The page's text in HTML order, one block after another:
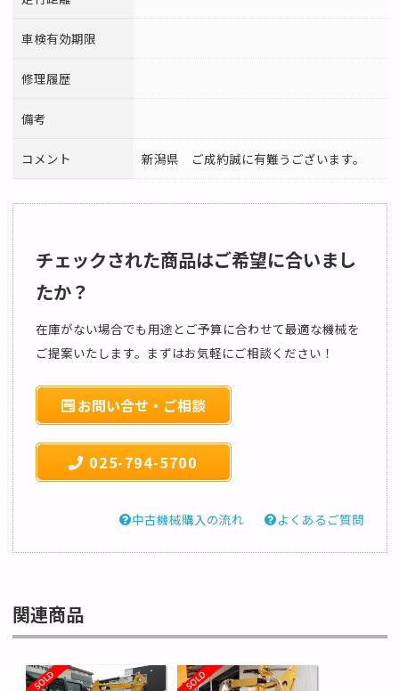
車検有効期限
修理履歴
備考
コメント 新潟県 ご成約誠に有難うございます。
チェックされた商品はご希望に合いまし
たか？
在庫がない場合でも用途とご予算に合わせて最適な機械を
ご提案いたします。まずはお気軽にご相談ください！
お問い合せ・ご相談
025-794-5700
中古機械購入の流れ よくあるご質問
関連商品